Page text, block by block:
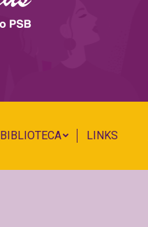
BIBLIOTECA LINKS